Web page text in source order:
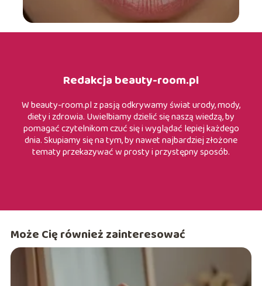
Redakcja beauty-room.pl
W beauty-room.pl z pasją odkrywamy świat urody, mody,
diety i zdrowia. Uwielbiamy dzielić się naszą wiedzą, by
pomagać czytelnikom czuć się i wyglądać lepiej każdego
dnia. Skupiamy się na tym, by nawet najbardziej złożone
tematy przekazywać w prosty i przystępny sposób.
Może Cię również zainteresować